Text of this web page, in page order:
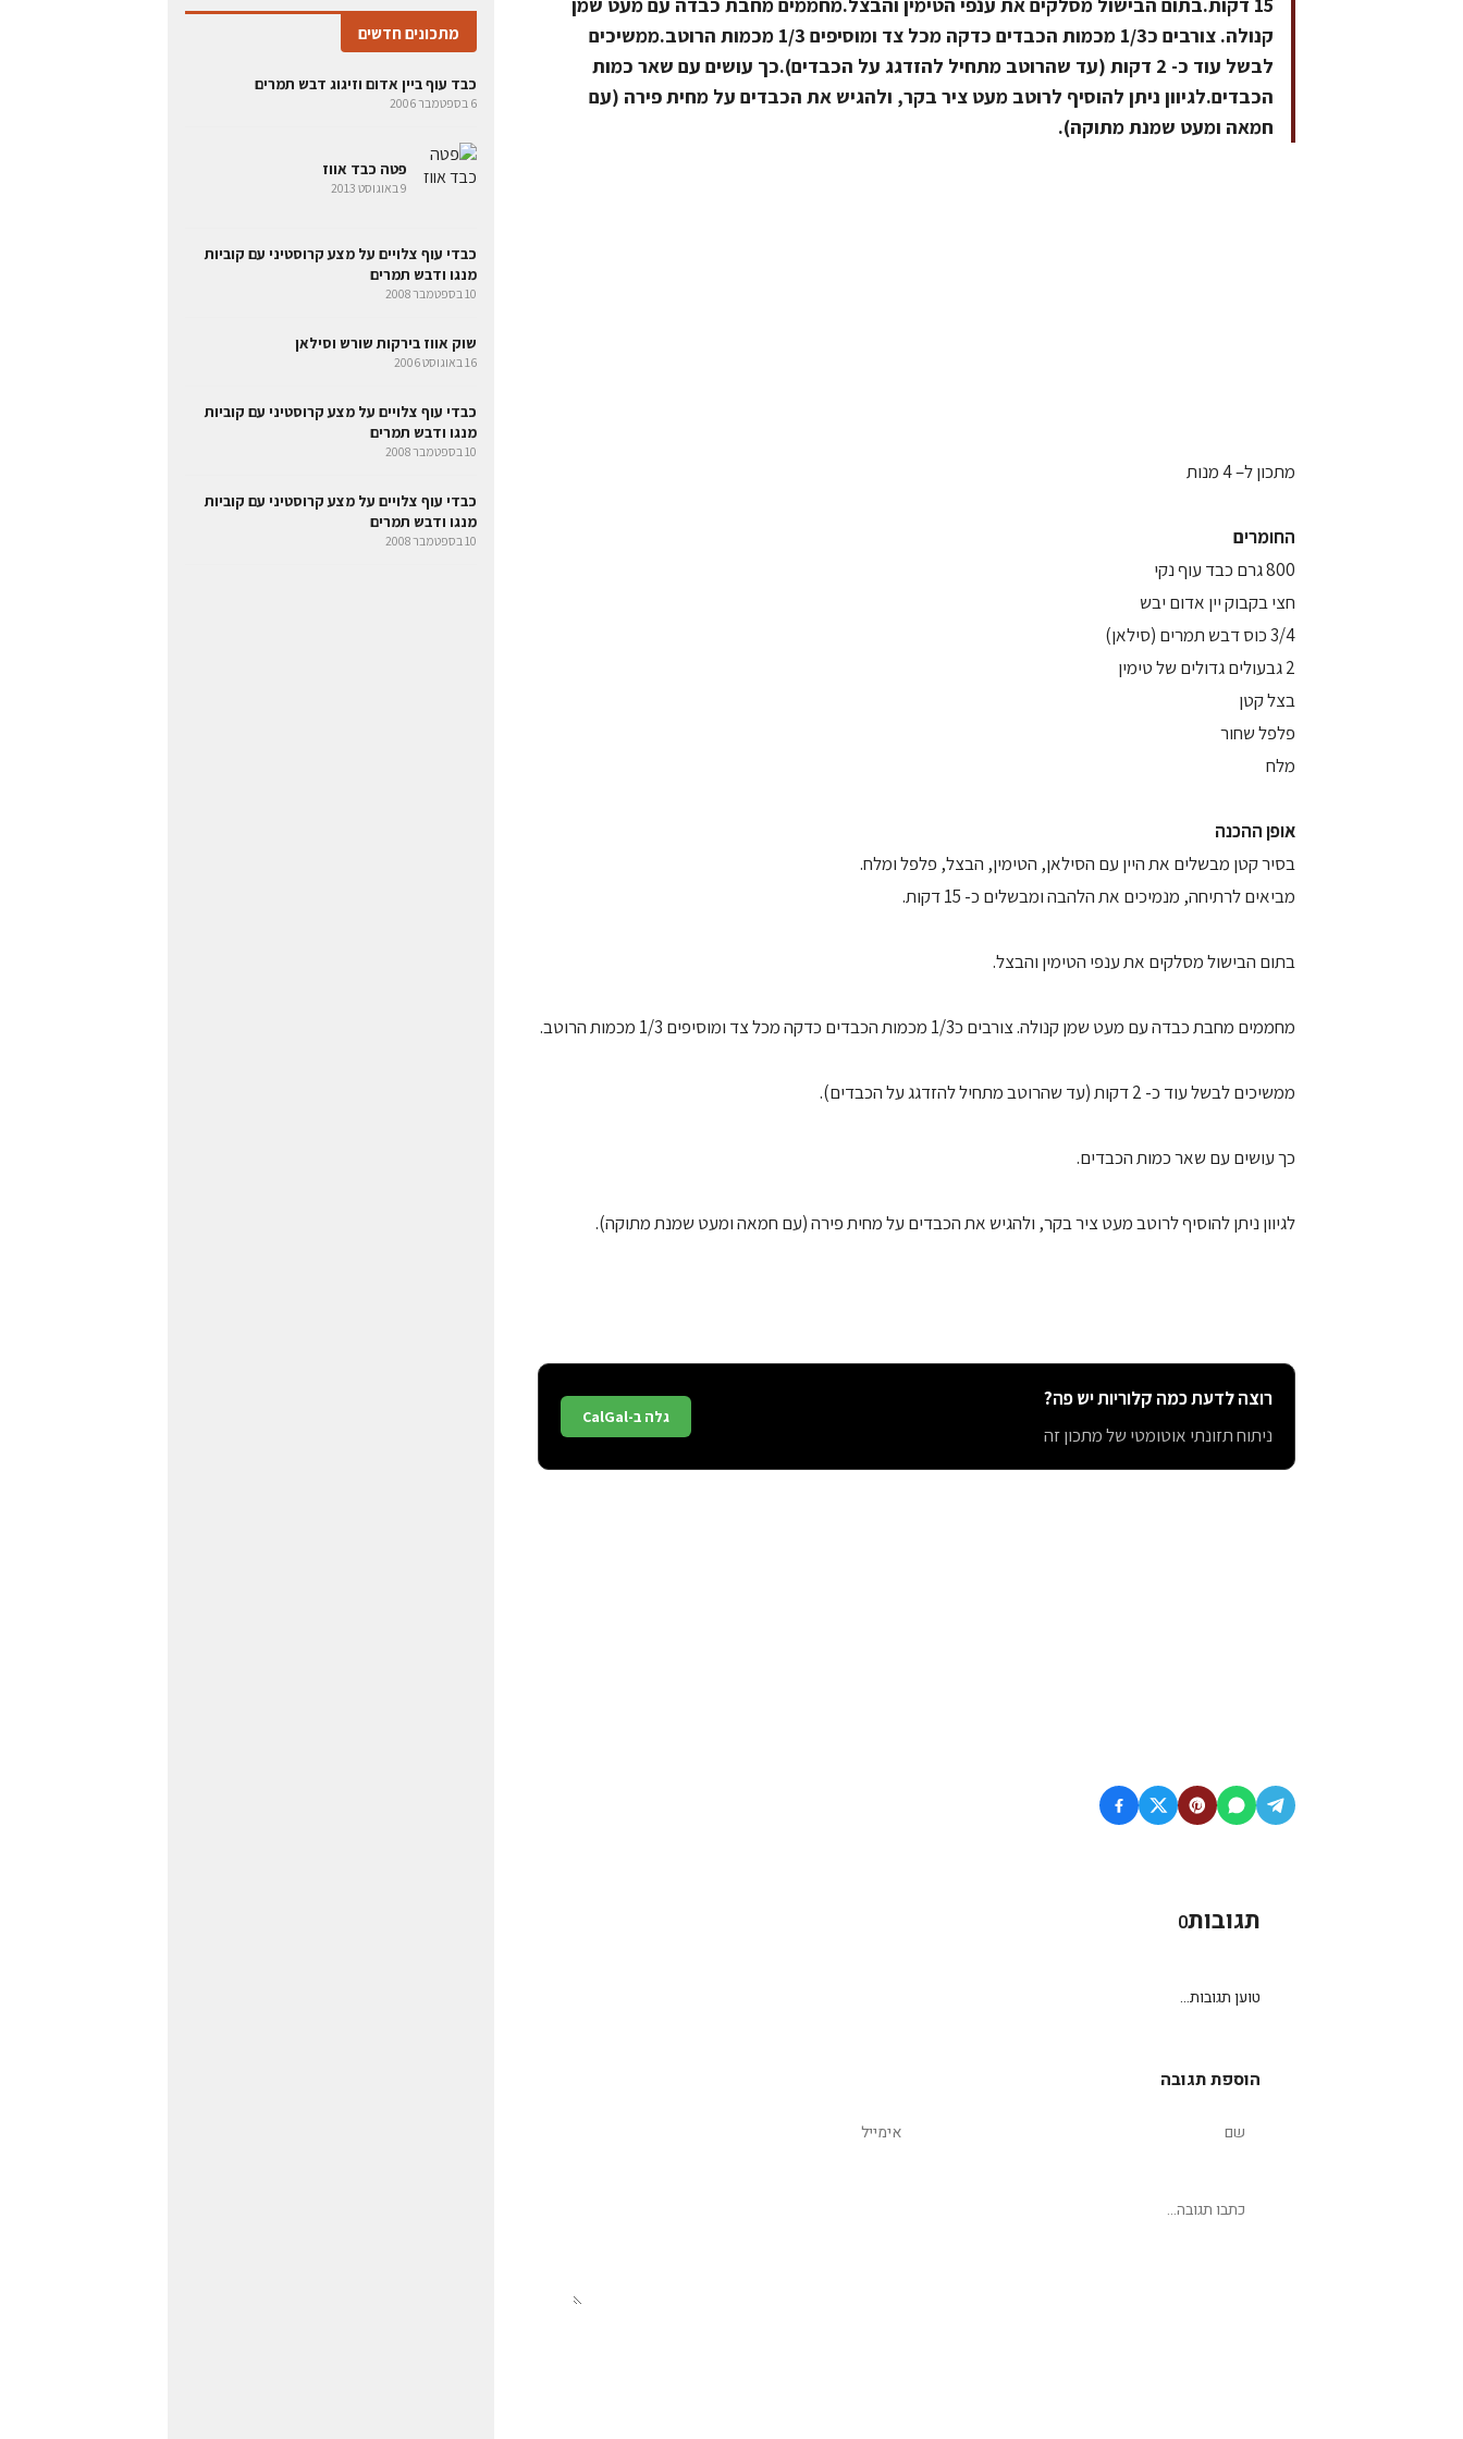
קנולה. צורבים כ1/3 מכמות הכבדים כדקה מכל צד ומוסיפים 1/3 מכמות הרוטב.ממשיכים
לבשל עוד כ- 2 דקות (עד שהרוטב מתחיל להזדגג על הכבדים).כך עושים עם שאר כמות
הכבדים.לגיוון ניתן להוסיף לרוטב מעט ציר בקר, ולהגיש את הכבדים על מחית פירה (עם
חמאה ומעט שמנת מתוקה).
מתכון ל– 4 מנות
החומרים
800 גרם כבד עוף נקי
חצי בקבוק יין אדום יבש
3/4 כוס דבש תמרים (סילאן)
2 גבעולים גדולים של טימין
בצל קטן
פלפל שחור
מלח
אופן ההכנה
בסיר קטן מבשלים את היין עם הסילאן, הטימין, הבצל, פלפל ומלח.
מביאים לרתיחה, מנמיכים את הלהבה ומבשלים כ- 15 דקות.
בתום הבישול מסלקים את ענפי הטימין והבצל.
מחממים מחבת כבדה עם מעט שמן קנולה. צורבים כ1/3 מכמות הכבדים כדקה מכל צד ומוסיפים 1/3 מכמות הרוטב.
ממשיכים לבשל עוד כ- 2 דקות (עד שהרוטב מתחיל להזדגג על הכבדים).
כך עושים עם שאר כמות הכבדים.
לגיוון ניתן להוסיף לרוטב מעט ציר בקר, ולהגיש את הכבדים על מחית פירה (עם חמאה ומעט שמנת מתוקה).
רוצה לדעת כמה קלוריות יש פה?
ניתוח תזונתי אוטומטי של מתכון זה
גלה ב-CalGal
תגובות0
טוען תגובות...
הוספת תגובה
מתכונים חדשים
כבד עוף ביין אדום וזיגוג דבש תמרים
6 בספטמבר 2006
פטה כבד אווז
9 באוגוסט 2013
כבדי עוף צלויים על מצע קרוסטיני עם קוביות
מנגו ודבש תמרים
10 בספטמבר 2008
שוק אווז בירקות שורש וסילאן
16 באוגוסט 2006
כבדי עוף צלויים על מצע קרוסטיני עם קוביות
מנגו ודבש תמרים
10 בספטמבר 2008
כבדי עוף צלויים על מצע קרוסטיני עם קוביות
מנגו ודבש תמרים
10 בספטמבר 2008